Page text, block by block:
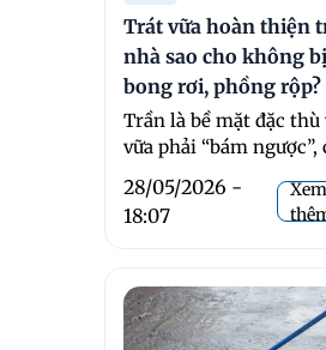
Trát vữa hoàn thiện
nhà sao cho không bị
bong rơi, phồng rộp?
Trần là bề mặt đặc thù
vữa phải “bám ngược”,
28/05/2026 -
18:07